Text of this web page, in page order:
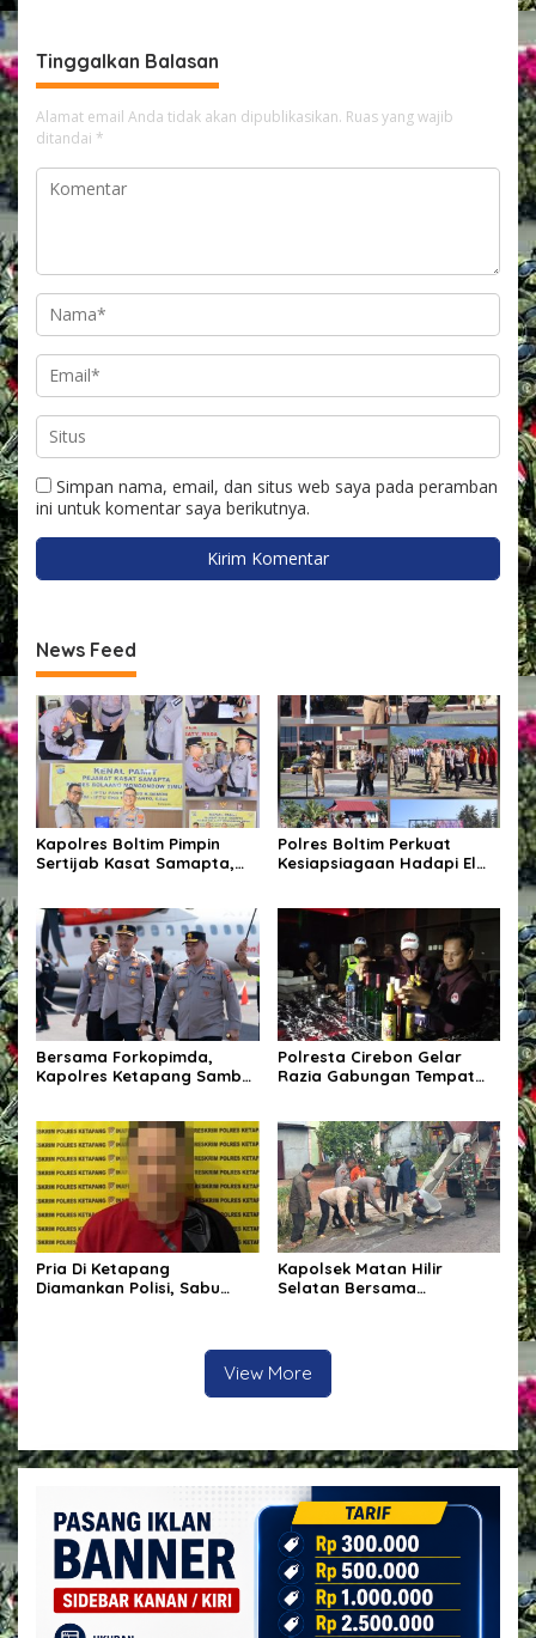
Tinggalkan Balasan
Alamat email Anda tidak akan dipublikasikan. Ruas yang wajib
ditandai *
Simpan nama, email, dan situs web saya pada peramban
ini untuk komentar saya berikutnya.
News Feed
Kapolres Boltim Pimpin
Sertijab Kasat Samapta,
Penguatan Pelayanan
Kepolisian
Polres Boltim Perkuat
Kesiapsiagaan Hadapi El
Bersama Forkopimda,
Kapolres Ketapang Sambut
Kabupaten Ketapang
Polresta Cirebon Gelar
Razia Gabungan Tempat
Pria Di Ketapang
Diamankan Polisi, Sabu
Kapolsek Matan Hilir
Selatan Bersama
Jalan Berlubang Demi
Keselamatan Pengguna
Jalan
View More